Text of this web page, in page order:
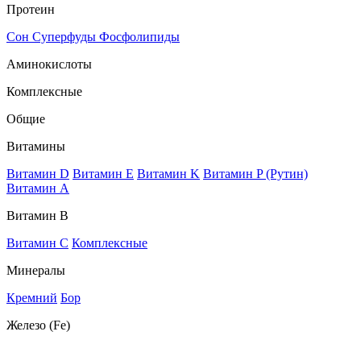
Протеин
Сон Суперфуды Фосфолипиды
Аминокислоты
Комплексные
Общие
Витамины
Витамин D Витамин E Витамин K Витамин P (Рутин)
Витамин А
Витамин В
Витамин C Комплексные
Минералы
Кремний Бор
Железо (Fe)